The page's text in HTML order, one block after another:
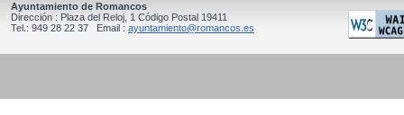
Ayuntamiento de Romancos
Dirección : Plaza del Reloj, 1 Código Postal 19411
Tel.: 949 28 22 37 Email : ayuntamiento@romancos.es